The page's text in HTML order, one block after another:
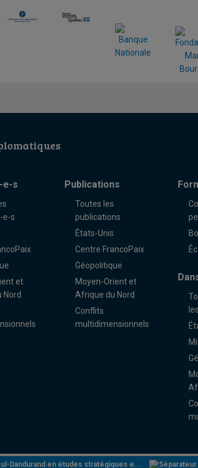
e-s
e-s
et
Nord
Publications
Toutes les
publications
États-Unis
Centre FrancoPaix
Géopolitique
Moyen-Orient et
Afrique du Nord
Conflits
multidimensionnels
Dandurand en études stratégiques e...